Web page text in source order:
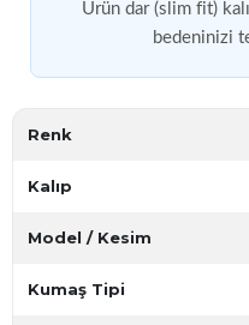
Ürün dar (slim fit)
bedeninizi
Renk
Kalıp
Model / Kesim
Kumaş Tipi